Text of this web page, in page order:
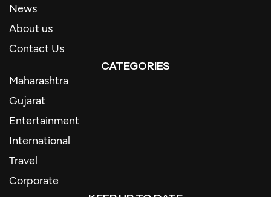
News
About us
Contact Us
CATEGORIES
Maharashtra
Gujarat
Entertainment
International
Travel
Corporate